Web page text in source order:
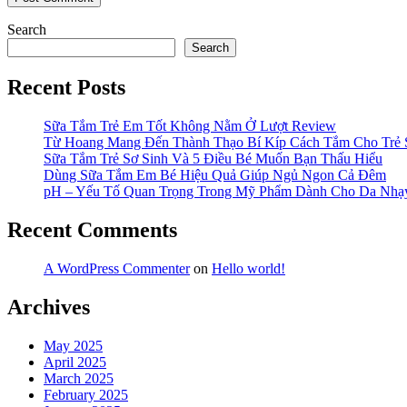
Search
Search
Recent Posts
Sữa Tắm Trẻ Em Tốt Không Nằm Ở Lượt Review
Từ Hoang Mang Đến Thành Thạo Bí Kíp Cách Tắm Cho Trẻ
Sữa Tắm Trẻ Sơ Sinh Và 5 Điều Bé Muốn Bạn Thấu Hiểu
Dùng Sữa Tắm Em Bé Hiệu Quả Giúp Ngủ Ngon Cả Đêm
pH – Yếu Tố Quan Trọng Trong Mỹ Phẩm Dành Cho Da
Recent Comments
A WordPress Commenteron Hello world!
Archives
May 2025
April 2025
March 2025
February 2025